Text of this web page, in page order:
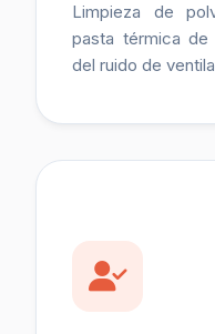
Limpieza de
pasta térmica
del ruido de